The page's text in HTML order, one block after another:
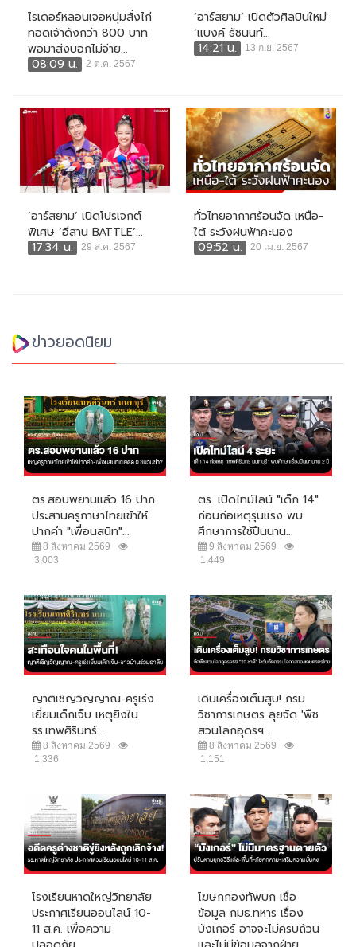
ไรเดอร์หลอนเจอหนุ่มสั่งไก่
ทอดเจ้าดังกว่า 800 บาท
พอมาส่งบอกไม่จ่าย...
08:09 น.
2 ต.ค. 2567
‘อาร์สยาม’ เปิดตัวศิลปินใหม่
‘แบงค์ ธัชนนท์...
14:21 น.
13 ก.ย. 2567
‘อาร์สยาม’ เปิดโปรเจกต์
พิเศษ ‘อีสาน BATTLE’...
17:34 น.
29 ส.ค. 2567
ทั่วไทยอากาศร้อนจัด เหนือ-
ใต้ ระวังฝนฟ้าคะนอง
09:52 น.
20 เม.ย. 2567
ข่าวยอดนิยม
ตร.สอบพยานแล้ว 16 ปาก
ประสานครูภาษาไทยเข้าให้
ปากคำ "เพื่อนสนิท"...
8 สิงหาคม 2569
3,003
ตร. เปิดไทม์ไลน์ "เด็ก 14"
ก่อนก่อเหตุรุนแรง พบ
ศึกษาการใช้ปืนนาน...
9 สิงหาคม 2569
1,449
ญาติเชิญวิญญาณ-ครูเร่ง
เยี่ยมเด็กเจ็บ เหตุยิงใน
รร.เทพศิรินทร์...
8 สิงหาคม 2569
1,336
เดินเครื่องเต็มสูบ! กรม
วิชาการเกษตร ลุยจัด 'พืช
สวนโลกอุดรฯ...
8 สิงหาคม 2569
1,151
โรงเรียนหาดใหญ่วิทยาลัย
ประกาศเรียนออนไลน์ 10-
11 ส.ค. เพื่อความ
โฆษกกองทัพบก เชื่อ
ข้อมูล กมธ.ทหาร เรื่อง
บังเกอร์ อาจจะไม่ครบถ้วน